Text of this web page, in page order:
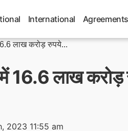
International Agreements
लाख करोड़ रुपये...
लाख करोड़
2023 11:55 am